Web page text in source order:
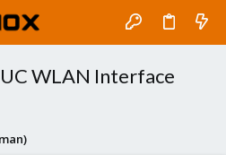
WLAN Interface